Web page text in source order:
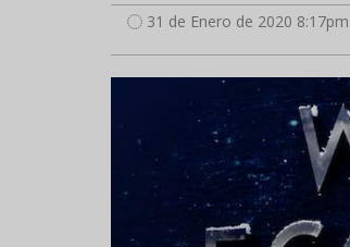
31 de Enero de 2020 8:17pm